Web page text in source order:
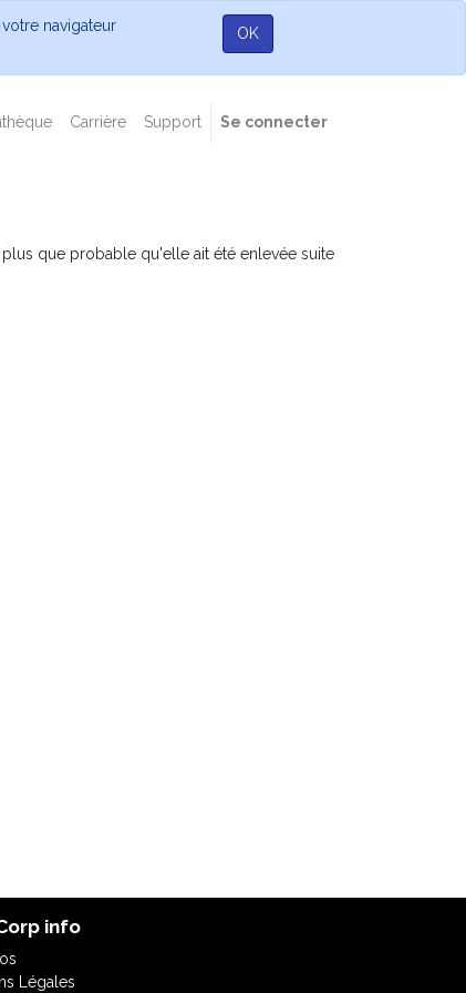
navigateur
OK
Carrière Support Se connecter
que probable qu'elle ait été enlevée suite
info
Légales